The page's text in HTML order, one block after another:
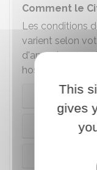
Comment le
Les conditions
varient selon
d'appartenance
hospitalière -
This
gives